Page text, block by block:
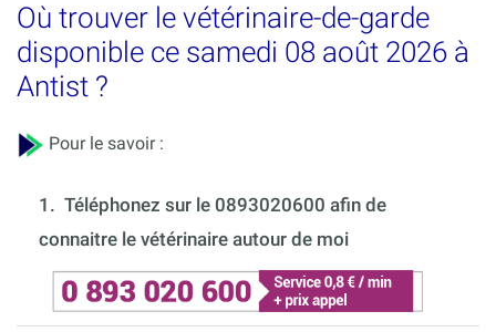
Où trouver le vétérinaire-de-garde
disponible ce samedi 08 août 2026 à
Antist ?
Pour le savoir :
1. Téléphonez sur le 0893020600 afin de
connaitre le vétérinaire autour de moi